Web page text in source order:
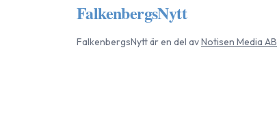
FalkenbergsNytt
FalkenbergsNyttär en del avNotisen Media AB